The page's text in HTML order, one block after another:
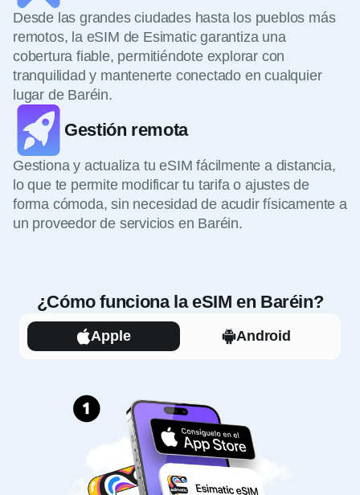
Desde las grandes ciudades hasta los pueblos más
remotos, la eSIM de Esimatic garantiza una
cobertura fiable, permitiéndote explorar con
tranquilidad y mantenerte conectado en cualquier
lugar de Baréin.
Gestión remota
Gestiona y actualiza tu eSIM fácilmente a distancia,
lo que te permite modificar tu tarifa o ajustes de
forma cómoda, sin necesidad de acudir físicamente a
un proveedor de servicios en Baréin.
¿Cómo funciona la eSIM en Baréin?
Apple Android